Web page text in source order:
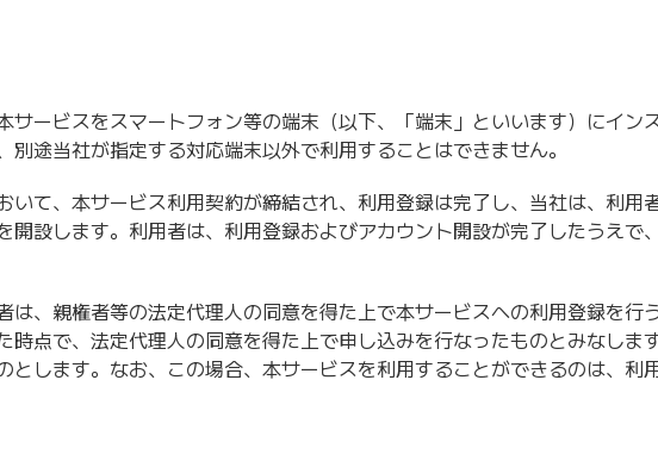
サービスをスマートフォン等の端末（以下、「端末」といいます）にイン
途当社が指定する対応端末以外で利用することはできません。
いて、本サービス利用契約が締結され、利用登録は完了し、当社は、利用
開設します。利用者は、利用登録およびアカウント開設が完了したうえで
は、親権者等の法定代理人の同意を得た上で本サービスへの利用登録を行
時点で、法定代理人の同意を得た上で申し込みを行なったものとみなしま
します。なお、この場合、本サービスを利用することができるのは、利